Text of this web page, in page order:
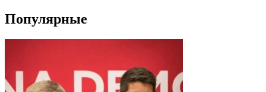
Популярные